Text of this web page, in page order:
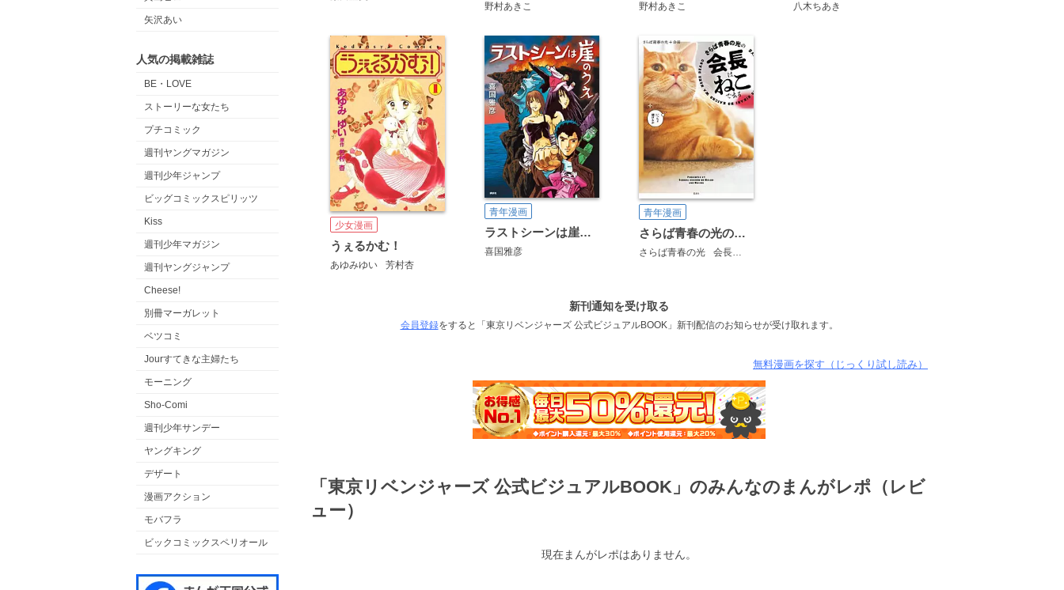
矢沢あい
人気の掲載雑誌
BE・LOVE
ストーリーな女たち
プチコミック
週刊ヤングマガジン
週刊少年ジャンプ
ビッグコミックスピリッツ
Kiss
週刊少年マガジン
週刊ヤングジャンプ
Cheese!
別冊マーガレット
ベツコミ
Jourすてきな主婦たち
モーニング
Sho-Comi
週刊少年サンデー
ヤングキング
デザート
漫画アクション
モバフラ
ビックコミックスペリオール
野村あきこ 野村あきこ 八木ちあき
少女漫画
うぇるかむ！
あゆみゆい 芳村杏
青年漫画
ラストシーンは崖のうえ
喜国雅彦
青年漫画
さらば青春の光の会長はねこである
さらば青春の光 会長 専務（株式会社ザ・森東）
新刊通知を受け取る
会員登録をすると「東京リベンジャーズ 公式ビジュアルBOOK」新刊配信のお知らせが受け取れます。
無料漫画を探す（じっくり試し読み）
「東京リベンジャーズ 公式ビジュアルBOOK」のみんなのまんがレポ（レビ
ュー）
現在まんがレポはありません。